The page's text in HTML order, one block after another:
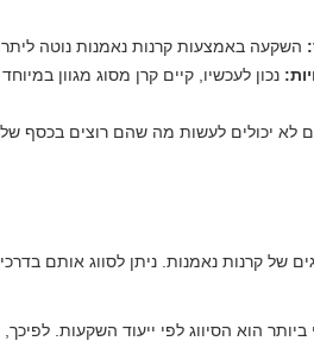
נכון לעכשיו, קיים קרן מסוג מגוון
של קרנות נאמנות. ניתן לסווג אותם